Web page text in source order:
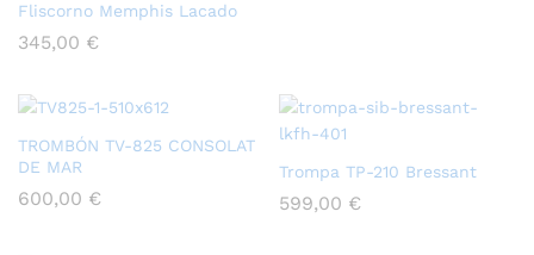
Fliscorno Memphis Lacado
345,00 €
TROMBÓN TV-825 CONSOLAT
DE MAR
600,00 €
Trompa TP-210 Bressant
599,00 €